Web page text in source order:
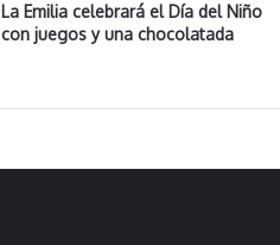
La Emilia celebrará el Día del Niño
con juegos y una chocolatada